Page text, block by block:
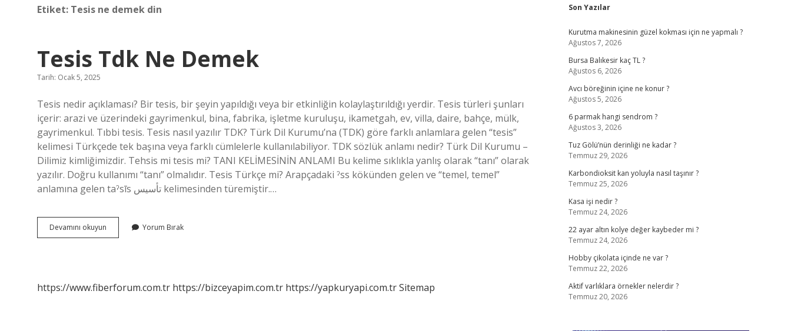
Etiket: Tesis ne demek din
Tesis Tdk Ne Demek
Tarih: Ocak 5, 2025
Tesis nedir açıklaması? Bir tesis, bir şeyin yapıldığı veya bir etkinliğin kolaylaştırıldığı yerdir. Tesis türleri şunları
içerir: arazi ve üzerindeki gayrimenkul, bina, fabrika, işletme kuruluşu, ikametgah, ev, villa, daire, bahçe, mülk,
gayrimenkul. Tıbbi tesis. Tesis nasıl yazılır TDK? Türk Dil Kurumu’na (TDK) göre farklı anlamlara gelen “tesis”
kelimesi Türkçede tek başına veya farklı cümlelerle kullanılabiliyor. TDK sözlük anlamı nedir? Türk Dil Kurumu –
Dilimiz kimliğimizdir. Tehsis mi tesis mi? TANI KELİMESİNİN ANLAMI Bu kelime sıklıkla yanlış olarak “tanı” olarak
yazılır. Doğru kullanımı “tanı” olmalıdır. Tesis Türkçe mi? Arapçadaki ˀss kökünden gelen ve “temel, temel”
anlamına gelen taˀsīs تأسيس kelimesinden türemiştir.…
Devamını okuyun
Tdk
Yorum Bırak
https://www.fiberforum.com.tr https://bizceyapim.com.tr https://yapkuryapi.com.trSitemap
Sidebar
Son Yazılar
Kurutma makinesinin güzel kokması için ne yapmalı ?
Ağustos 7, 2026
Bursa Balıkesir kaç TL ?
Ağustos 6, 2026
Avcı böreğinin içine ne konur ?
Ağustos 5, 2026
6 parmak hangi sendrom ?
Ağustos 3, 2026
Tuz Gölü’nün derinliği ne kadar ?
Temmuz 29, 2026
Karbondioksit kan yoluyla nasıl taşınır ?
Temmuz 25, 2026
Kasa işi nedir ?
Temmuz 24, 2026
22 ayar altın kolye değer kaybeder mi ?
Temmuz 24, 2026
Hobby çikolata içinde ne var ?
Temmuz 22, 2026
Aktif varlıklara örnekler nelerdir ?
Temmuz 20, 2026